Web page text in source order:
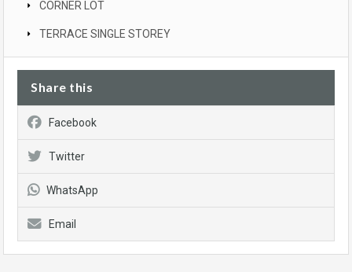
CORNER LOT
TERRACE SINGLE STOREY
Share this
Facebook
Twitter
WhatsApp
Email